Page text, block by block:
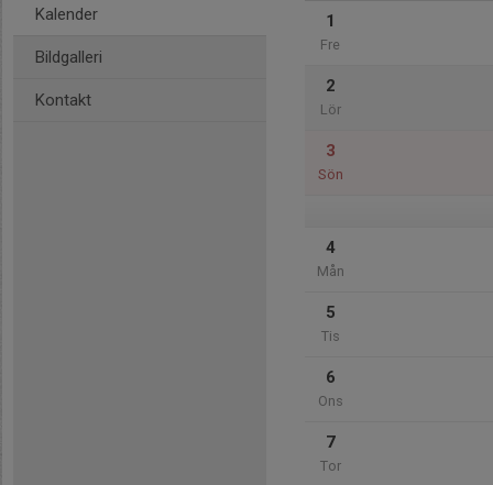
Kalender
Bildgalleri
Kontakt
1
Fre
2
Lör
3
Sön
4
Mån
5
Tis
6
Ons
7
Tor